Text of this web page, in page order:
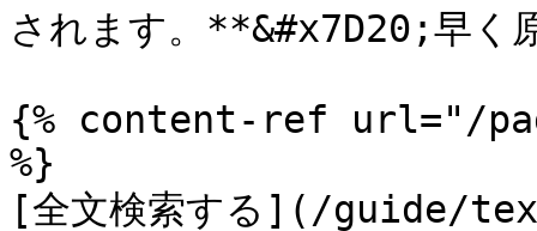
されます。**&#x7D20;早く
{% content-ref url="/
%}
[全文検索する](/guide/